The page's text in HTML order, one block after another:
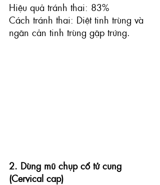
Hiệu quả tránh thai: 83%
Cách tránh thai: Diệt tinh trùng và
ngăn cản tinh trùng gặp trứng.
2. Dùng mũ chụp cổ tử cung
(Cervical cap)